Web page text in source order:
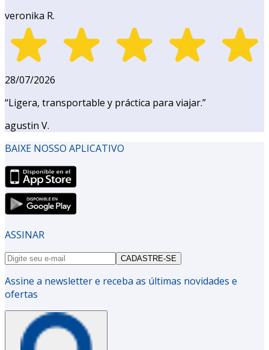
veronika R.
28/07/2026
“Ligera, transportable y práctica para viajar.”
agustin V.
BAIXE NOSSO APLICATIVO
ASSINAR
CADASTRE-SE
Assine a newsletter e receba as últimas novidades e
ofertas